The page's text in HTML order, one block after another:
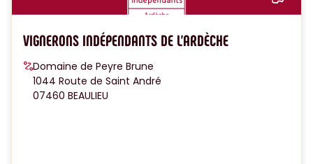
VIGNERONS INDÉPENDANTS DE L'ARDÈCHE
Domaine de Peyre Brune
1044 Route de Saint André
07460 BEAULIEU